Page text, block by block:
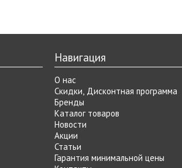
Навигация
О нас
Скидки, Дисконтная программа
Бренды
Каталог товаров
Новости
Акции
Статьи
Гарантия минимальной цены